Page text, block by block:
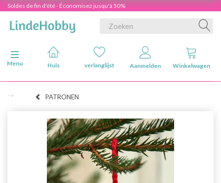
Soldes de fin d'été - Économisez jusqu'à 50%
Navigatie in-/uitschakelen
Menu
Huis verlanglijst Aanmelden Winkelwagen
PATRONEN